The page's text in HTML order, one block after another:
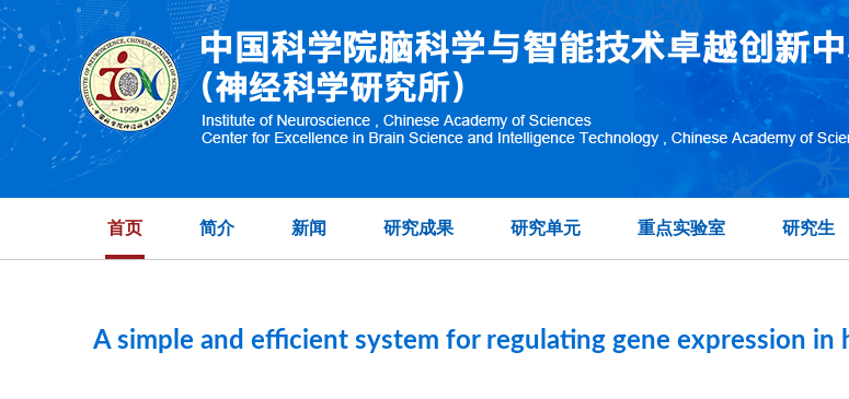
首页 简介 新闻 研究成果 研究单元 重点实验室 研究生
High-dimensional topographic organization of visual
A simple and efficient system for regulating gene expression